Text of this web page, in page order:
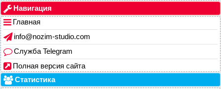
Навигация
Главная
info@nozim-studio.com
Служба Telegram
Полная версия сайта
Статистика